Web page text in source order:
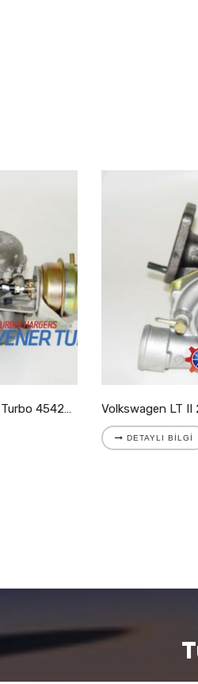
Volkswagen LT II 2.5 TDI Turbo 454205-9007S
DETAYLI BILGI